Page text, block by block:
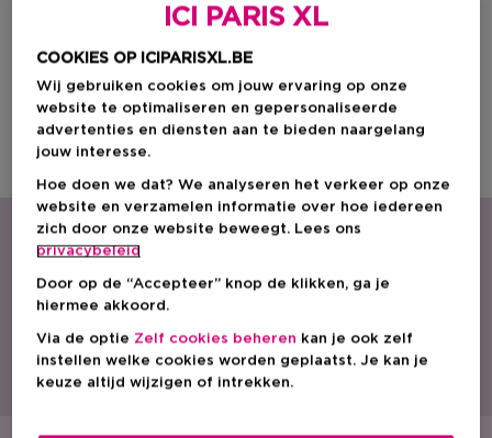
Met een ruim aanbod parfum, cosmetica en huidverzorging is ICI PARIS XL
dé beautyspecialist van België. Ontdek onze acties, promoties, beauty tips
en vind een ICI PARIS XL winkel bij jou in de buurt. Bestel onze producten
ICI PARIS XL
COOKIES OP ICIPARISXL.BE
Wij gebruiken cookies om jouw ervaring op onze
website te optimaliseren en gepersonaliseerde
advertenties en diensten aan te bieden naargelang
jouw interesse.
Hoe doen we dat? We analyseren het verkeer op onze
website en verzamelen informatie over hoe iedereen
zich door onze website beweegt. Lees ons
privacybeleid
Door op de “Accepteer” knop de klikken, ga je
hiermee akkoord.
Via de optie Zelf cookies beheren kan je ook zelf
instellen welke cookies worden geplaatst. Je kan je
keuze altijd wijzigen of intrekken.